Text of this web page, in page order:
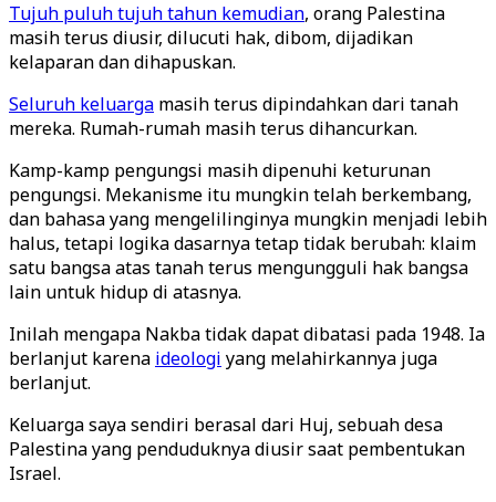
Tujuh puluh tujuh tahun kemudian, orang Palestina
masih terus diusir, dilucuti hak, dibom, dijadikan
kelaparan dan dihapuskan.
Seluruh keluarga masih terus dipindahkan dari tanah
mereka. Rumah-rumah masih terus dihancurkan.
Kamp-kamp pengungsi masih dipenuhi keturunan
pengungsi. Mekanisme itu mungkin telah berkembang,
dan bahasa yang mengelilinginya mungkin menjadi lebih
halus, tetapi logika dasarnya tetap tidak berubah: klaim
satu bangsa atas tanah terus mengungguli hak bangsa
lain untuk hidup di atasnya.
Inilah mengapa Nakba tidak dapat dibatasi pada 1948. Ia
berlanjut karena ideologi yang melahirkannya juga
berlanjut.
Keluarga saya sendiri berasal dari Huj, sebuah desa
Palestina yang penduduknya diusir saat pembentukan
Israel.